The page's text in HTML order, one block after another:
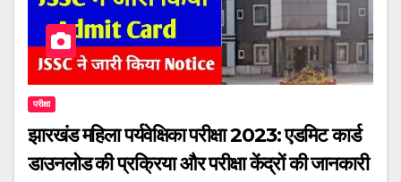
परीक्षा
झारखंड महिला पर्यवेक्षिका परीक्षा 2023: एडमिट कार्ड
डाउनलोड की प्रक्रिया और परीक्षा केंद्रों की जानकारी